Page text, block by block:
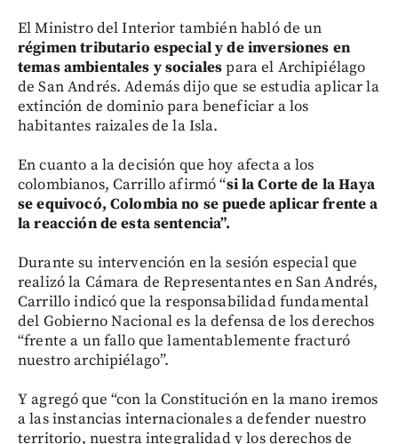
El Ministro del Interior también habló de un
régimen tributario especial y de inversiones en
temas ambientales y socialespara el Archipiélago
de San Andrés. Además dijo que se estudia aplicar la
extinción de dominio para beneficiar a los
habitantes raizales de la Isla.
En cuanto a la decisión que hoy afecta a los
colombianos, Carrillo afirmó “si la Corte de la Haya
se equivocó, Colombia no se puede aplicar frente a
la reacción de esta sentencia”.
Durante su intervención en la sesión especial que
realizó la Cámara de Representantes en San Andrés,
Carrillo indicó que la responsabilidad fundamental
del Gobierno Nacional es la defensa de los derechos
“frente a un fallo que lamentablemente fracturó
nuestro archipiélago”.
Y agregó que “con la Constitución en la mano iremos
a las instancias internacionales a defender nuestro
territorio, nuestra integralidad y los derechos de